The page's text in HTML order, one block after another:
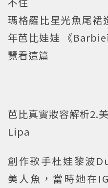
瑪格羅比星光魚尾裙
年芭比娃娃 《
覽看這篇
芭比真實妝容解析2.
Lipa
創作歌手杜娃黎波
美人魚，當時她在